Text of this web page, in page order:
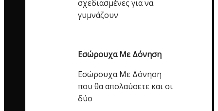
σχεδιασμένες για να
γυμνάζουν
Εσώρουχα Με Δόνηση
Εσώρουχα Με Δόνηση
που θα απολαύσετε και οι
δύο